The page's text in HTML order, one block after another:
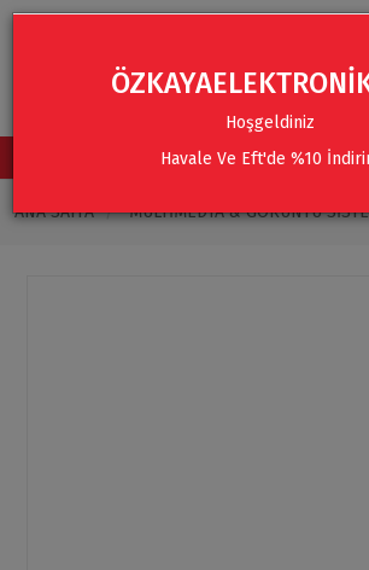
TÜM KATEGORİLER
ANA SAYFA MULTIMEDYA & GÖRÜNTÜ
Hoşgeldiniz
Havale Ve Eft'de %10